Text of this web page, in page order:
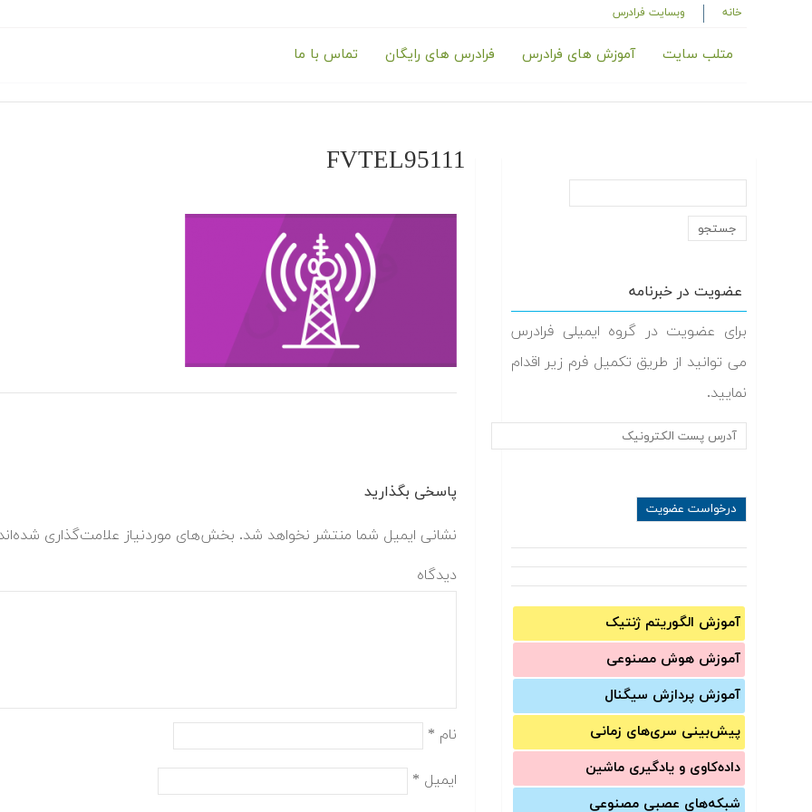
خانه وبسایت فرادرس
متلب سایت آموزش های فرادرس فرادرس های رایگان تماس با ما
عضویت در خبرنامه
برای عضویت در گروه ایمیلی فرادرس
می توانید از طریق تکمیل فرم زیر اقدام
نمایید.
آموزش الگوریتم ژنتیک
آموزش‌ هوش مصنوعی
آموزش‌ پردازش سیگنال
پیش‌‌بینی سری‌‌های زمانی
داده‌کاوی و یادگیری ماشین
شبکه‌های عصبی مصنوعی
FVTEL95111
پاسخی بگذارید
نشانی ایمیل شما منتشر نخواهد شد. بخش‌های موردنیاز علامت‌گذاری
دیدگاه
نام *
ایمیل *